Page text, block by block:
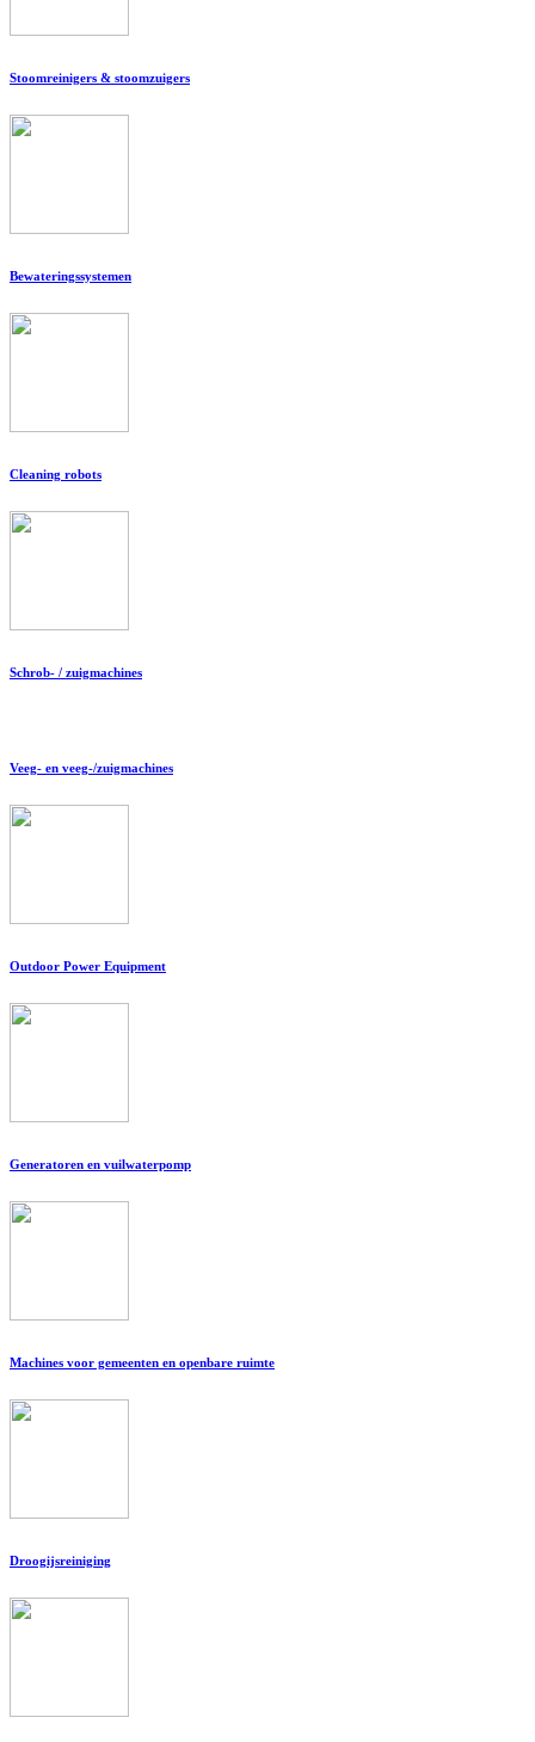
Stoomreinigers & stoomzuigers
Bewateringssystemen
Cleaning robots
Schrob- / zuigmachines
Veeg- en veeg-/zuigmachines
Outdoor Power Equipment
Generatoren en vuilwaterpomp
Machines voor gemeenten en openbare ruimte
Droogijsreiniging